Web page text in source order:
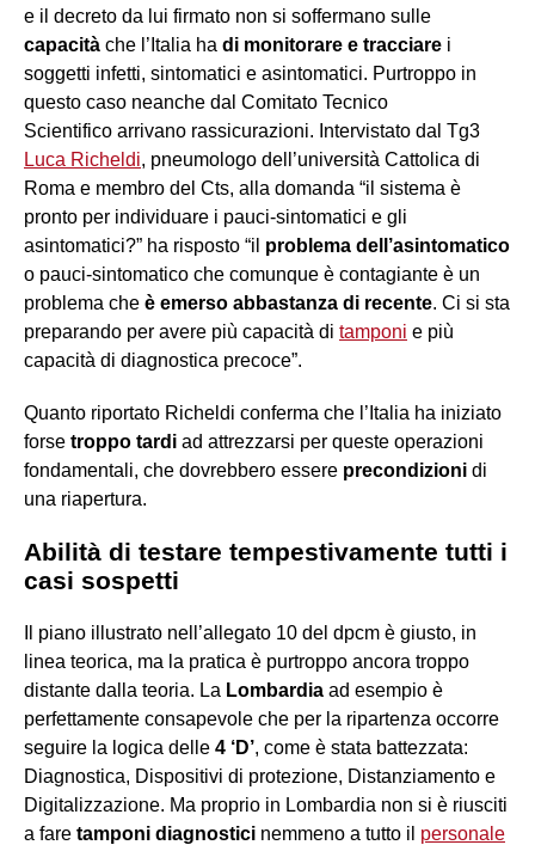
e il decreto da lui firmato non si soffermano sulle
capacità che l’Italia ha di monitorare e tracciare i
soggetti infetti, sintomatici e asintomatici. Purtroppo in
questo caso neanche dal Comitato Tecnico
Scientifico arrivano rassicurazioni. Intervistato dal Tg3
Luca Richeldi, pneumologo dell’università Cattolica di
Roma e membro del Cts, alla domanda “il sistema è
pronto per individuare i pauci-sintomatici e gli
asintomatici?” ha risposto “il problema dell’asintomatico
o pauci-sintomatico che comunque è contagiante è un
problema che è emerso abbastanza di recente. Ci si sta
preparando per avere più capacità di tamponi e più
capacità di diagnostica precoce”.
Quanto riportato Richeldi conferma che l’Italia ha iniziato
forse troppo tardi ad attrezzarsi per queste operazioni
fondamentali, che dovrebbero essere precondizioni di
una riapertura.
Abilità di testare tempestivamente tutti i
casi sospetti
Il piano illustrato nell’allegato 10 del dpcm è giusto, in
linea teorica, ma la pratica è purtroppo ancora troppo
distante dalla teoria. La Lombardia ad esempio è
perfettamente consapevole che per la ripartenza occorre
seguire la logica delle 4 ‘D’, come è stata battezzata:
Diagnostica, Dispositivi di protezione, Distanziamento e
Digitalizzazione. Ma proprio in Lombardia non si è riusciti
a fare tamponi diagnostici nemmeno a tutto il personale